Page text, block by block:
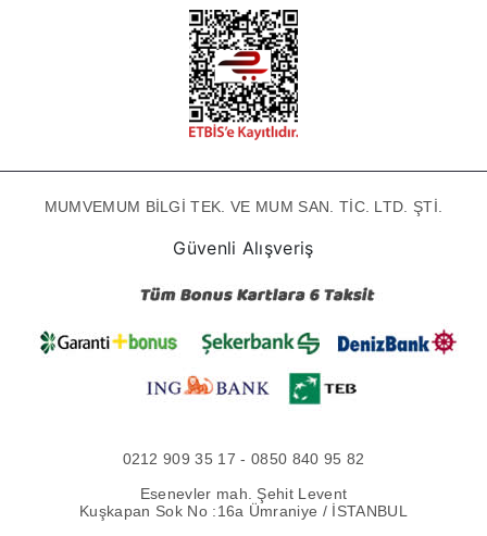
MUMVEMUM BİLGİ TEK. VE MUM SAN. TİC. LTD. ŞTİ.
Güvenli Alışveriş
0212 909 35 17 - 0850 840 95 82
Esenevler mah. Şehit Levent
Kuşkapan Sok No :16a Ümraniye / İSTANBUL